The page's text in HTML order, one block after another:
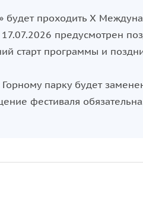
будет проходить X
предусмотрен
старт программы и
парку будет
фестиваля